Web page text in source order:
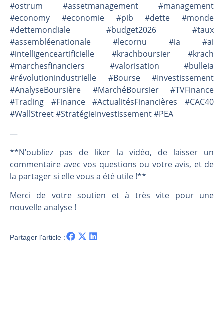
#ostrum #assetmanagement #management
#economy #economie #pib #dette #monde
#dettemondiale #budget2026 #taux
#assembléenationale #lecornu #ia #ai
#intelligenceartificielle #krachboursier #krach
#marchesfinanciers #valorisation #bulleia
#révolutionindustrielle #Bourse #Investissement
#AnalyseBoursière #MarchéBoursier #TVFinance
#Trading #Finance #ActualitésFinancières #CAC40
#WallStreet #StratégieInvestissement #PEA
—
**N’oubliez pas de liker la vidéo, de laisser un
commentaire avec vos questions ou votre avis, et de
la partager si elle vous a été utile !**
Merci de votre soutien et à très vite pour une
nouvelle analyse !
Partager l'article :